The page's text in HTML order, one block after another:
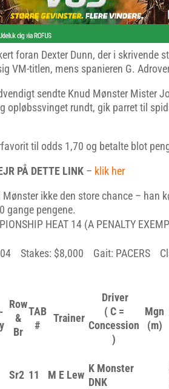
foran Dexter Dunn, der i skrivende
VM-titlen, mens spanieren G.
sendte Knud Mønster Mister
opløbssvinget rundt, gik parret til
til odds 1,70 og betalte blot
PÅ DETTE LINK – klik her
ikke den store chance – han
gange pengene.
HEAT 14 (A PENALTY
Stakes: $8,000 Gait: PACERS
Row
&
Br
TAB
#
Trainer
Driver
( C =
Concession
)
Mgn
(m)
Sr2 11 M E Lew
K Monster
DNK